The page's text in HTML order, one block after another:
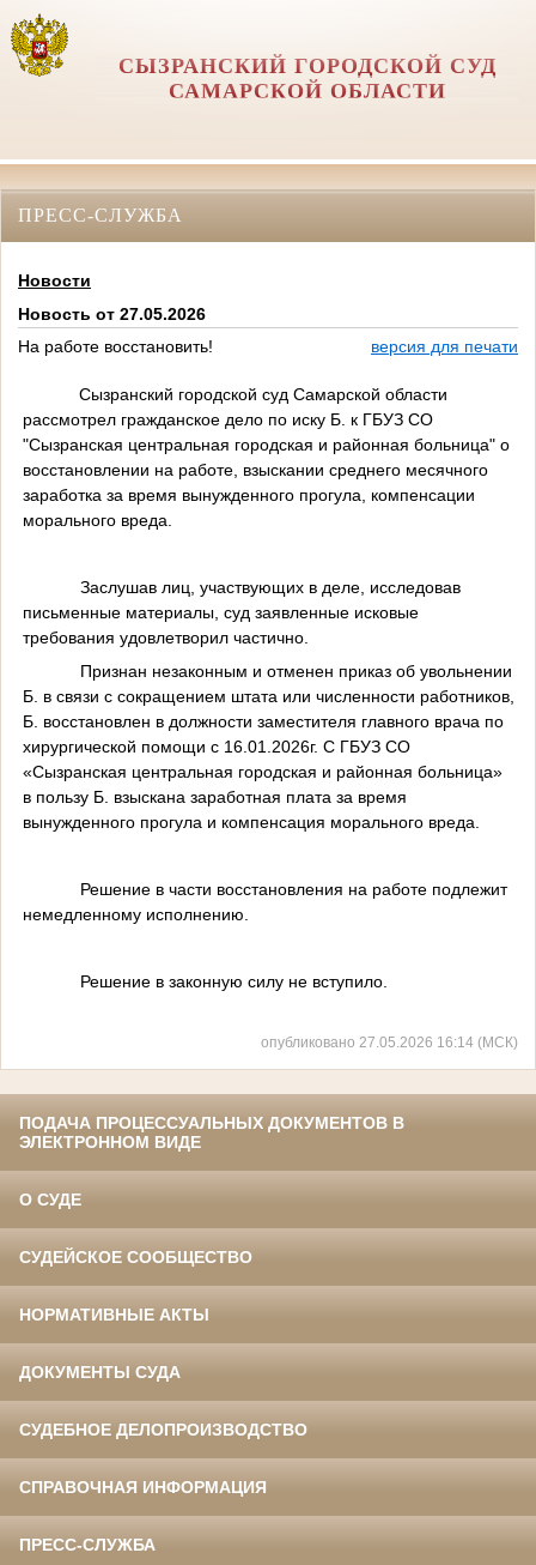
СЫЗРАНСКИЙ ГОРОДСКОЙ СУД
САМАРСКОЙ ОБЛАСТИ
ПРЕСС-СЛУЖБА
Новости
Новость от 27.05.2026
На работе восстановить!
версия для печати
Сызранский городской суд Самарской области
рассмотрел гражданское дело по иску Б. к ГБУЗ СО
"Сызранская центральная городская и районная больница" о
восстановлении на работе, взыскании среднего месячного
заработка за время вынужденного прогула, компенсации
морального вреда.
Заслушав лиц, участвующих в деле, исследовав
письменные материалы, суд заявленные исковые
требования удовлетворил частично.
Признан незаконным и отменен приказ об увольнении
Б. в связи с сокращением штата или численности работников,
Б. восстановлен в должности заместителя главного врача по
хирургической помощи с 16.01.2026г. С ГБУЗ СО
«Сызранская центральная городская и районная больница»
в пользу Б. взыскана заработная плата за время
вынужденного прогула и компенсация морального вреда.
Решение в части восстановления на работе подлежит
немедленному исполнению.
Решение в законную силу не вступило.
опубликовано 27.05.2026 16:14 (МСК)
ПОДАЧА ПРОЦЕССУАЛЬНЫХ ДОКУМЕНТОВ В
ЭЛЕКТРОННОМ ВИДЕ
О СУДЕ
СУДЕЙСКОЕ СООБЩЕСТВО
НОРМАТИВНЫЕ АКТЫ
ДОКУМЕНТЫ СУДА
СУДЕБНОЕ ДЕЛОПРОИЗВОДСТВО
СПРАВОЧНАЯ ИНФОРМАЦИЯ
ПРЕСС-СЛУЖБА